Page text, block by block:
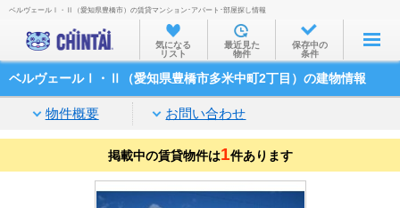
お部屋を探す
沿線・駅から
家賃相場から
通勤通学時間から
物件特集から
ベルヴェールⅠ・Ⅱ（愛知県豊橋市）の賃貸マンション･アパート･部屋探し情報
気になる
リスト
最近見た
物件
保存中の
条件
ベルヴェールⅠ・Ⅱ（愛知県豊橋市多米中町2丁目）の建物情報
物件概要 お問い合わせ
掲載中の賃貸物件は1件あります